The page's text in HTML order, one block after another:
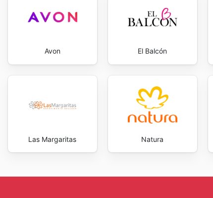
Avon El Balcón
Las Margaritas Natura